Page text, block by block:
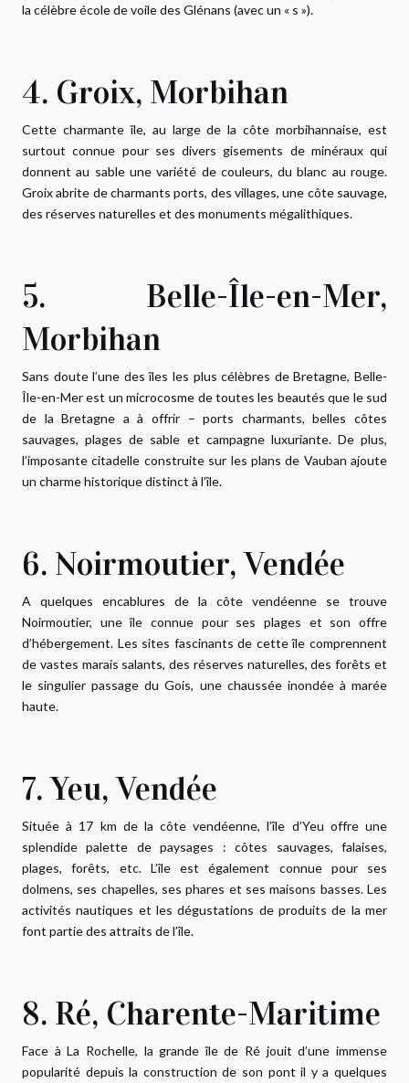
la célèbre école de voile des Glénans (avec un « s »).
4. Groix, Morbihan
Cette charmante île, au large de la côte morbihannaise, est
surtout connue pour ses divers gisements de minéraux qui
donnent au sable une variété de couleurs, du blanc au rouge.
Groix abrite de charmants ports, des villages, une côte sauvage,
des réserves naturelles et des monuments mégalithiques.
5. Belle-Île-en-Mer,
Morbihan
Sans doute l’une des îles les plus célèbres de Bretagne, Belle-
Île-en-Mer est un microcosme de toutes les beautés que le sud
de la Bretagne a à offrir – ports charmants, belles côtes
sauvages, plages de sable et campagne luxuriante. De plus,
l’imposante citadelle construite sur les plans de Vauban ajoute
un charme historique distinct à l’île.
6. Noirmoutier, Vendée
A quelques encablures de la côte vendéenne se trouve
Noirmoutier, une île connue pour ses plages et son offre
d’hébergement. Les sites fascinants de cette île comprennent
de vastes marais salants, des réserves naturelles, des forêts et
le singulier passage du Gois, une chaussée inondée à marée
haute.
7. Yeu, Vendée
Située à 17 km de la côte vendéenne, l’île d’Yeu offre une
splendide palette de paysages : côtes sauvages, falaises,
plages, forêts, etc. L’île est également connue pour ses
dolmens, ses chapelles, ses phares et ses maisons basses. Les
activités nautiques et les dégustations de produits de la mer
font partie des attraits de l’île.
8. Ré, Charente-Maritime
Face à La Rochelle, la grande île de Ré jouit d’une immense
popularité depuis la construction de son pont il y a quelques